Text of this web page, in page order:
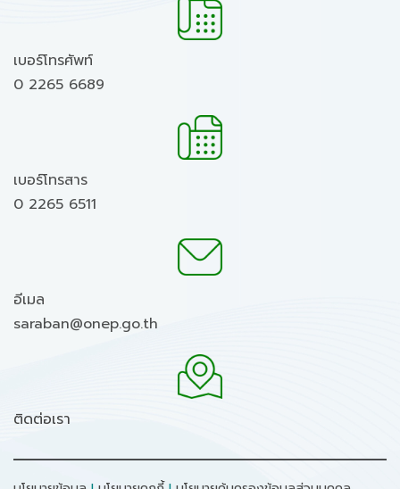
เบอร์โทรศัพท์
0 2265 6689
เบอร์โทรสาร
0 2265 6511
อีเมล
saraban@onep.go.th
ติดต่อเรา